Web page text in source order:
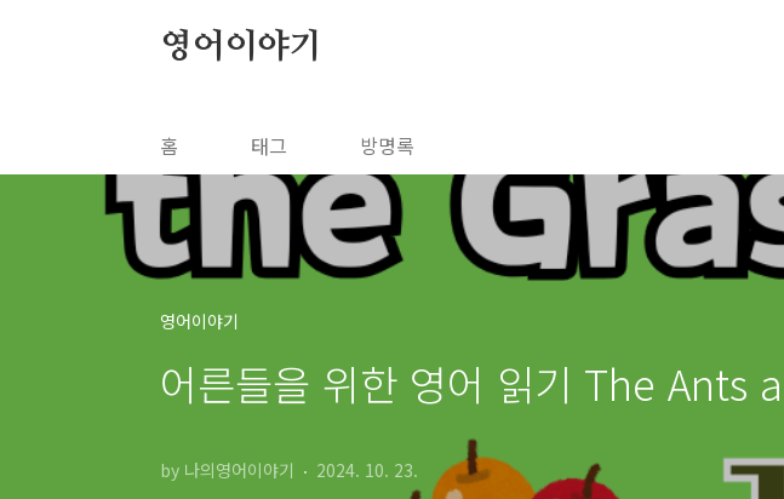
영어이야기
홈 태그 방명록
영어이야기
어른들을 위한 영어 읽기 The
by 나의영어이야기 2024. 10. 23.